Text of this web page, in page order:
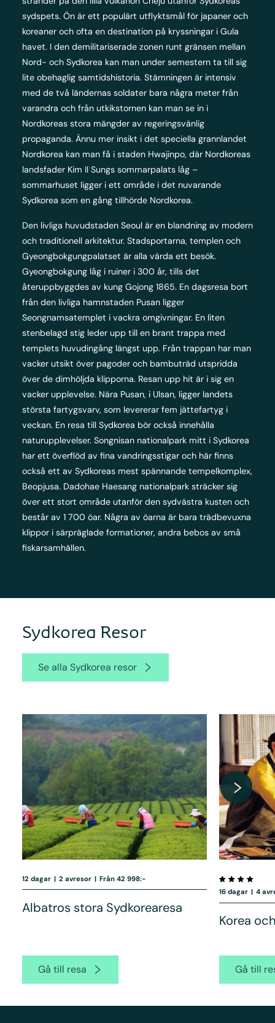
sydspets. Ön är ett populärt utflyktsmål för japaner och
koreaner och ofta en destination på kryssningar i Gula
havet. I den demilitariserade zonen runt gränsen mellan
Nord- och Sydkorea kan man under semestern ta till sig
lite obehaglig samtidshistoria. Stämningen är intensiv
med de två ländernas soldater bara några meter från
varandra och från utkikstornen kan man se in i
Nordkoreas stora mängder av regeringsvänlig
propaganda. Ännu mer insikt i det speciella grannlandet
Nordkorea kan man få i staden Hwajinpo, där Nordkoreas
landsfader Kim II Sungs sommarpalats låg –
sommarhuset ligger i ett område i det nuvarande
Sydkorea som en gång tillhörde Nordkorea.
Den livliga huvudstaden Seoul är en blandning av modern
och traditionell arkitektur. Stadsportarna, templen och
Gyeongbokgungpalatset är alla värda ett besök.
Gyeongbokgung låg i ruiner i 300 år, tills det
återuppbyggdes av kung Gojong 1865. En dagsresa bort
från den livliga hamnstaden Pusan ligger
Seongnamsatemplet i vackra omgivningar. En liten
stenbelagd stig leder upp till en brant trappa med
templets huvudingång längst upp. Från trappan har man
vacker utsikt över pagoder och bambuträd utspridda
över de dimhöljda klipporna. Resan upp hit är i sig en
vacker upplevelse. Nära Pusan, i Ulsan, ligger landets
största fartygsvarv, som levererar fem jättefartyg i
veckan. En resa till Sydkorea bör också innehålla
naturupplevelser. Songnisan nationalpark mitt i Sydkorea
har ett överflöd av fina vandringsstigar och här finns
också ett av Sydkoreas mest spännande tempelkomplex,
Beopjusa. Dadohae Haesang nationalpark sträcker sig
över ett stort område utanför den sydvästra kusten och
består av 1 700 öar. Några av öarna är bara trädbevuxna
klippor i särpräglade formationer, andra bebos av små
fiskarsamhällen.
Sydkorea Resor
Se alla Sydkorea resor
12 dagar | 2 avresor | Från 42 998:-
Albatros stora Sydkorearesa
Gå till resa
16 dagar | 4
Korea
Gå till